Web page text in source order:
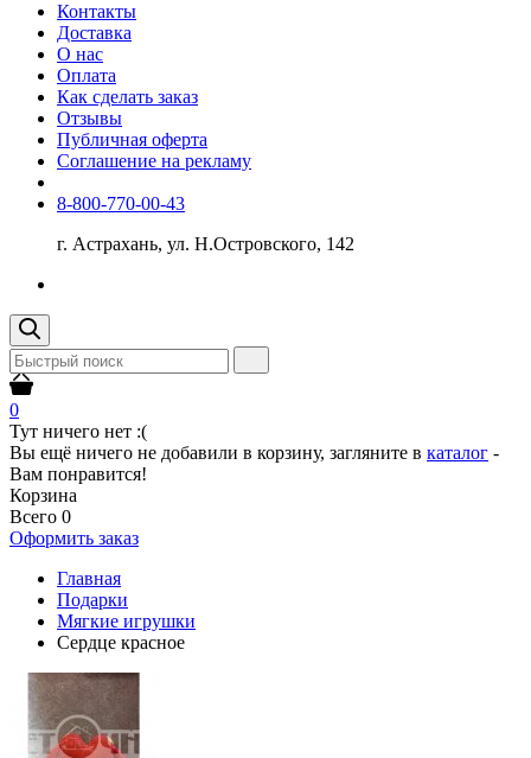
Контакты
Доставка
О нас
Оплата
Как сделать заказ
Отзывы
Публичная оферта
Соглашение на рекламу
8-800-770-00-43
г. Астрахань, ул. Н.Островского, 142
0
Тут ничего нет :(
Вы ещё ничего не добавили в корзину, загляните в каталог -
Вам понравится!
Корзина
Всего 0
Оформить заказ
Главная
Подарки
Мягкие игрушки
Сердце красное